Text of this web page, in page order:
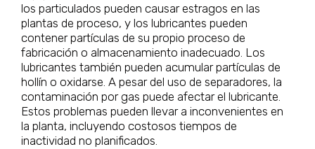
los particulados pueden causar estragos en las
plantas de proceso, y los lubricantes pueden
contener partículas de su propio proceso de
fabricación o almacenamiento inadecuado. Los
lubricantes también pueden acumular partículas de
hollín o oxidarse. A pesar del uso de separadores, la
contaminación por gas puede afectar el lubricante.
Estos problemas pueden llevar a inconvenientes en
la planta, incluyendo costosos tiempos de
inactividad no planificados.